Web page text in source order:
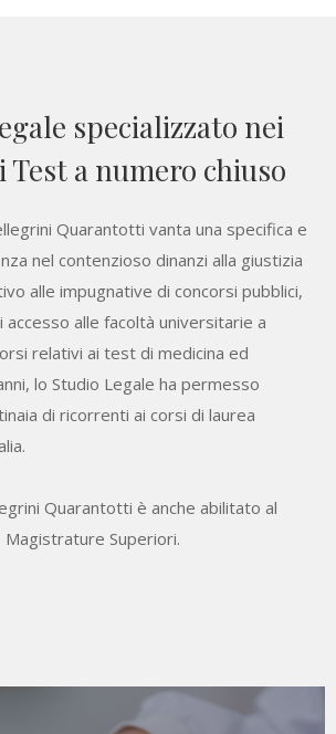
specializzato nei
Test a numero chiuso
Quarantotti vanta una specifica e
nel contenzioso dinanzi alla giustizia
alle impugnative di concorsi pubblici,
accesso alle facoltà universitarie a
relativi ai test di medicina ed
lo Studio Legale ha permesso
di ricorrenti ai corsi di laurea
Quarantotti è anche abilitato al
Superiori.